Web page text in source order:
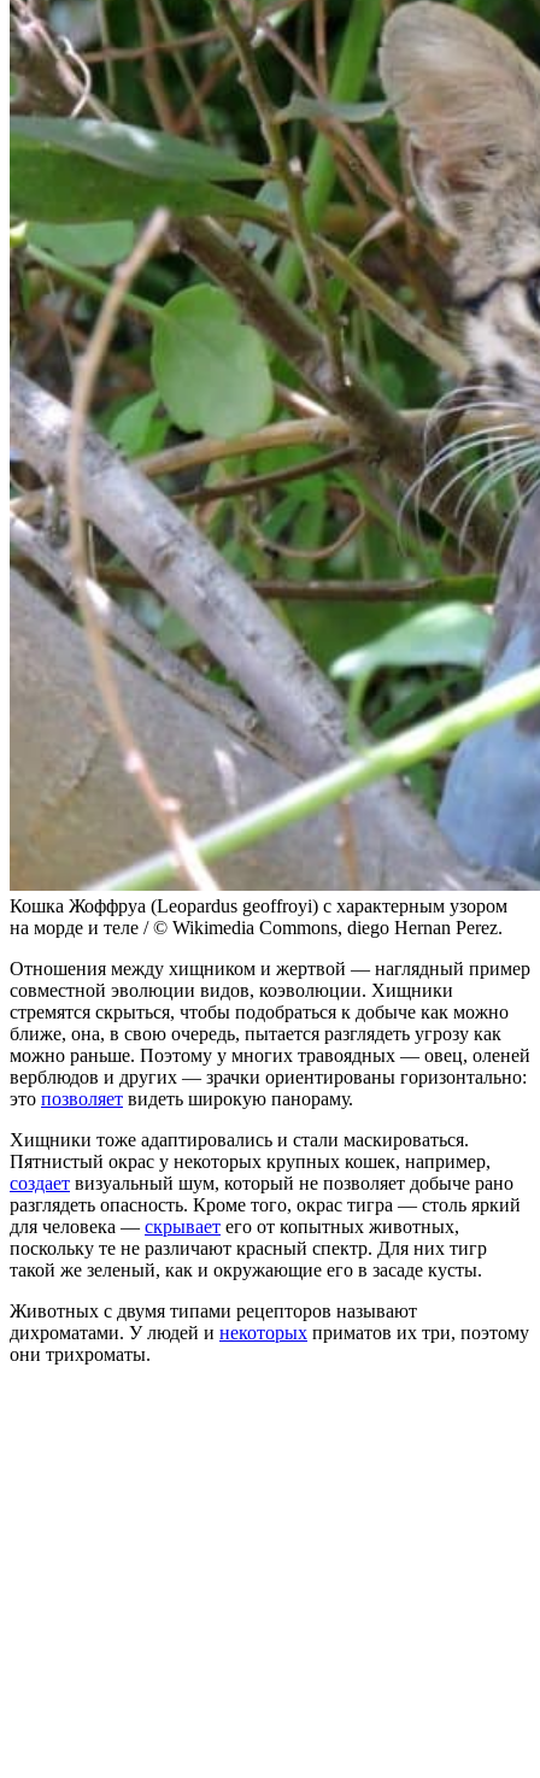
Кошка Жоффруа (Leopardus geoffroyi) с характерным узором
на морде и теле / © Wikimedia Commons, diego Hernan Perez.
Отношения между хищником и жертвой — наглядный пример
совместной эволюции видов, коэволюции. Хищники
стремятся скрыться, чтобы подобраться к добыче как можно
ближе, она, в свою очередь, пытается разглядеть угрозу как
можно раньше. Поэтому у многих травоядных — овец, оленей
верблюдов и других — зрачки ориентированы горизонтально:
это позволяет видеть широкую панораму.
Хищники тоже адаптировались и стали маскироваться.
Пятнистый окрас у некоторых крупных кошек, например,
создает визуальный шум, который не позволяет добыче рано
разглядеть опасность. Кроме того, окрас тигра — столь яркий
для человека — скрывает его от копытных животных,
поскольку те не различают красный спектр. Для них тигр
такой же зеленый, как и окружающие его в засаде кусты.
Животных с двумя типами рецепторов называют
дихроматами. У людей и некоторых приматов их три, поэтому
они трихроматы.